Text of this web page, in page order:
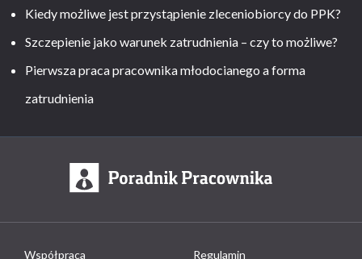
Kiedy możliwe jest przystąpienie zleceniobiorcy do PPK?
Szczepienie jako warunek zatrudnienia – czy to możliwe?
Pierwsza praca pracownika młodocianego a forma
zatrudnienia
Współpraca
Regulamin